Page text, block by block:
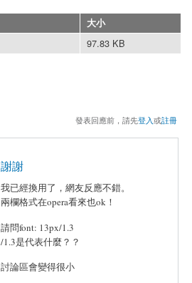
大小
97.83 KB
發表回應前，請先登入或註冊
謝謝
我已經換用了，網友反應不錯。
兩欄格式在opera看來也ok！
請問font: 13px/1.3
/1.3是代表什麼？？
討論區會變得很小